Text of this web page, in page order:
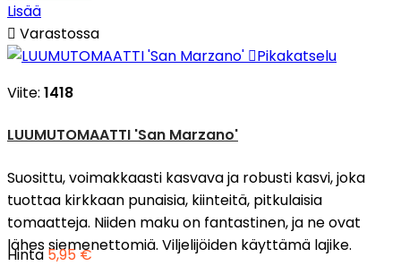
Lisää
 Varastossa
Pikakatselu
Viite: 1418
LUUMUTOMAATTI 'San Marzano'
Suosittu, voimakkaasti kasvava ja robusti kasvi, joka
tuottaa kirkkaan punaisia, kiinteitä, pitkulaisia
tomaatteja. Niiden maku on fantastinen, ja ne ovat
lähes siemenettomiä. Viljelijöiden käyttämä lajike.
Hinta 5,95 €